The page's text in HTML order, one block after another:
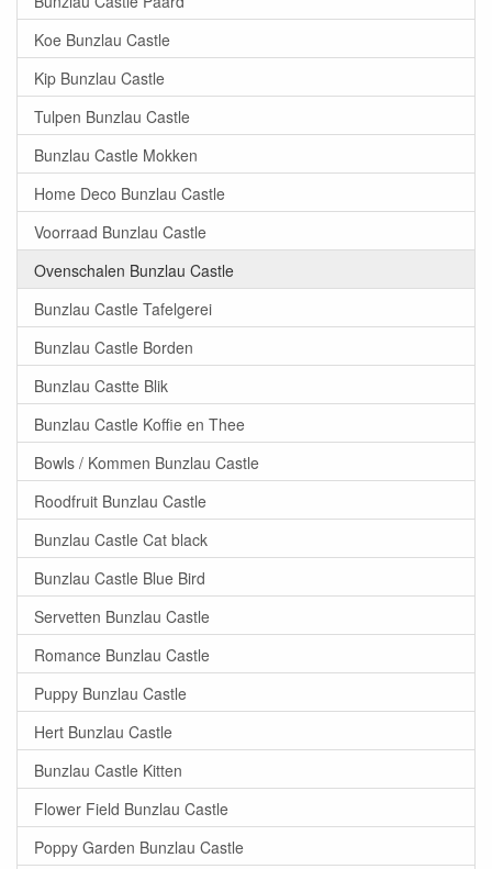
Koe Bunzlau Castle
Kip Bunzlau Castle
Tulpen Bunzlau Castle
Bunzlau Castle Mokken
Home Deco Bunzlau Castle
Voorraad Bunzlau Castle
Ovenschalen Bunzlau Castle
Bunzlau Castle Tafelgerei
Bunzlau Castle Borden
Bunzlau Castte Blik
Bunzlau Castle Koffie en Thee
Bowls / Kommen Bunzlau Castle
Roodfruit Bunzlau Castle
Bunzlau Castle Cat black
Bunzlau Castle Blue Bird
Servetten Bunzlau Castle
Romance Bunzlau Castle
Puppy Bunzlau Castle
Hert Bunzlau Castle
Bunzlau Castle Kitten
Flower Field Bunzlau Castle
Poppy Garden Bunzlau Castle